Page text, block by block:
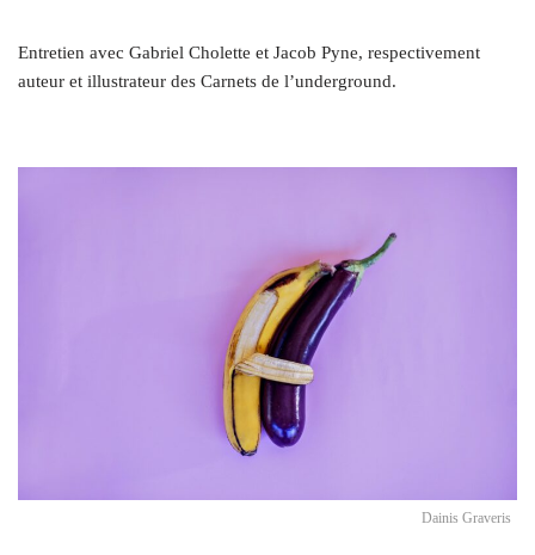
Entretien avec Gabriel Cholette et Jacob Pyne, respectivement
auteur et illustrateur des Carnets de l’underground.
Dainis Graveris